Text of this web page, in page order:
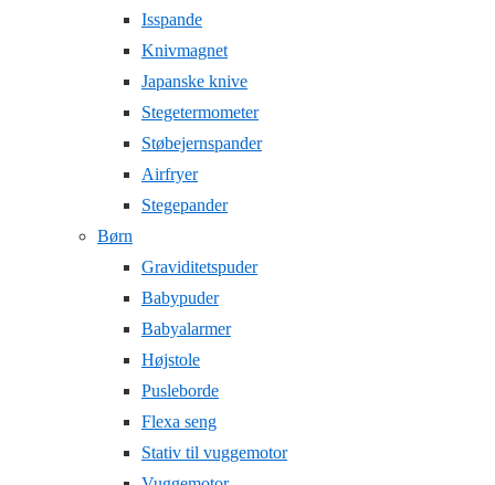
Isspande
Knivmagnet
Japanske knive
Stegetermometer
Støbejernspander
Airfryer
Stegepander
Børn
Graviditetspuder
Babypuder
Babyalarmer
Højstole
Pusleborde
Flexa seng
Stativ til vuggemotor